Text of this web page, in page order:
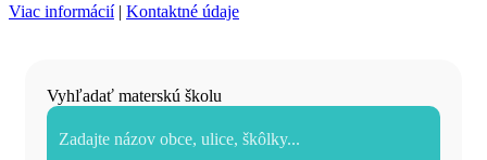
Viac informácií| Kontaktné údaje
Vyhľadať materskú školu